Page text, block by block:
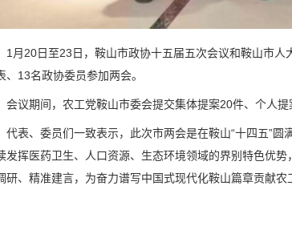
1月20日至23日，鞍山市政协十五届五次会议和鞍山市
、13名政协委员参加两会。
会议期间，农工党鞍山市委会提交集体提案20件、个人提
代表、委员们一致表示，此次市两会是在鞍山“十四五”
发挥医药卫生、人口资源、生态环境领域的界别特色优
研、精准建言，为奋力谱写中国式现代化鞍山篇章贡献农